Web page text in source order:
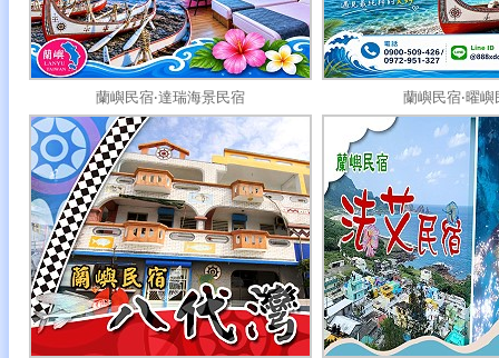
蘭嶼民宿‧達瑞海景民宿 蘭嶼民宿‧曜嶼